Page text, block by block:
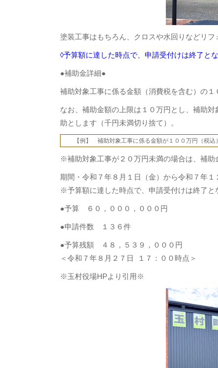
塗装工事はもちろん、クロスや水回りなどリフ
◊予算額に達した時点で、申請受付けは終了と
●補助金詳細●
補助対象工事に係る金額（消費税を含む）の１
なお、補助金額の上限は１０万円とし、補助
助とします（千円未満切り捨て）。
【例】 補助対象工事に係る金額が１００万円（税込
※補助対象工事が２０万円未満の場合は、補助
期間・令和７年８月１日（金）から令和７年
※予算額に達した時点で、申請受付けは終了と
●予算 ６０，０００，０００円
●申請件数 １３６件
●予算残額 ４８，５３９，０００円
＜令和７年８月２７日 １７：００時点＞
※玉村役場HPより引用※